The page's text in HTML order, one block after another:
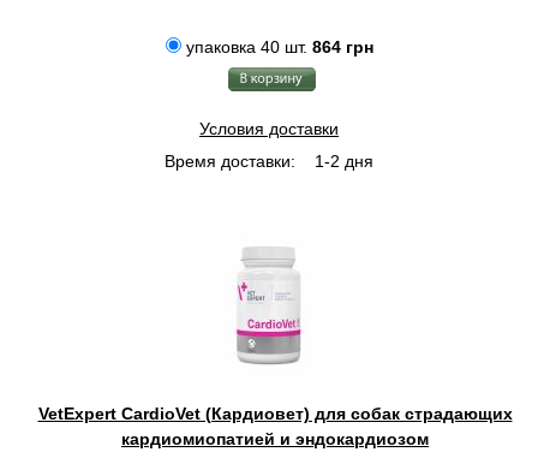
упаковка 40 шт. 864 грн
Условия доставки
Время доставки:
1-2 дня
VetExpert CardioVet (Кардиовет) для собак страдающих
кардиомиопатией и эндокардиозом